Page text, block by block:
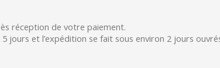
réception de votre paiement.
et l’expédition se fait sous environ 2 jours